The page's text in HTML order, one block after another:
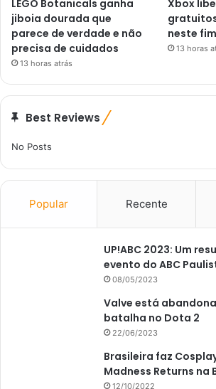
LEGO Botanicals ganha
jiboia dourada que
parece de verdade e não
precisa de cuidados
13 horas atrás
Xbox
neste
13 horas
Best Reviews
No Posts
Popular Recente
UP!ABC 2023: Um
evento do ABC
08/05/2023
Valve está
batalha no Dota 2
22/06/2023
Brasileira faz
Madness Returns na
12/10/2022